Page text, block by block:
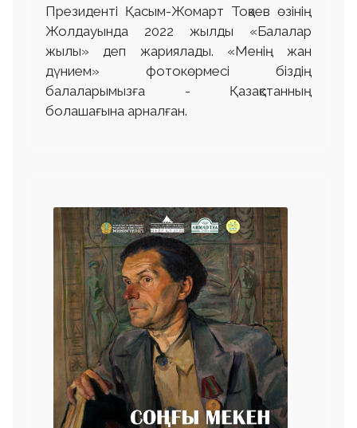
Президенті Қасым-Жомарт Тоқаев өзінің
Жолдауында 2022 жылды «Балалар
жылы» деп жариялады. «Менің жан
дүнием» фотокөрмесі біздің
балаларымызға - Қазақстанның
болашағына арналған.